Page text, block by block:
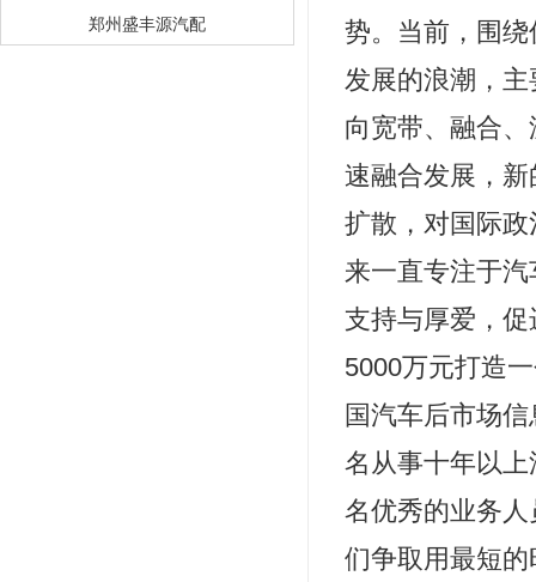
郑州盛丰源汽配
势。当前，围
发展的浪潮，
向宽带、融合
速融合发展，
扩散，对国际
来一直专注于
支持与厚爱，
5000万元打造
国汽车后市场
名从事十年以
名优秀的业务
们争取用最短